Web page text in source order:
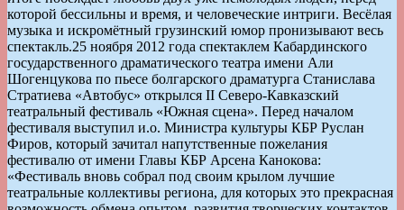
которой бессильны и время, и человеческие интриги. Весёлая
музыка и искромётный грузинский юмор пронизывают весь
спектакль.25 ноября 2012 года спектаклем Кабардинского
государственного драматического театра имени Али
Шогенцукова по пьесе болгарского драматурга Станислава
Стратиева «Автобус» открылся II Северо-Кавказский
театральный фестиваль «Южная сцена». Перед началом
фестиваля выступил и.о. Министра культуры КБР Руслан
Фиров, который зачитал напутственные пожелания
фестивалю от имени Главы КБР Арсена Канокова:
«Фестиваль вновь собрал под своим крылом лучшие
театральные коллективы региона, для которых это прекрасная